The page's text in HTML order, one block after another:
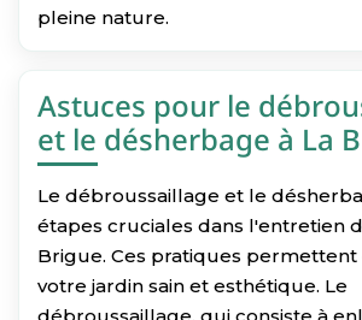
pleine nature.
Astuces pour le
et le désherbage à La
Le débroussaillage et le
étapes cruciales dans l'entretien
Brigue. Ces pratiques
votre jardin sain et esthétique. Le